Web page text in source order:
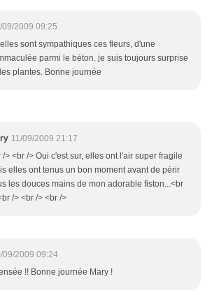
09/2009 09:25
sont sympathiques ces fleurs, d'une
parmi le béton. je suis toujours surprise
plantes. Bonne journée
11/09/2009 21:17
/> <br /> Oui c'est sur, elles ont l'air super fragile
elles ont tenus un bon moment avant de périr
les douces mains de mon adorable fiston...<br
/> <br /> <br />
09/2009 09:24
!! Bonne journée Mary !